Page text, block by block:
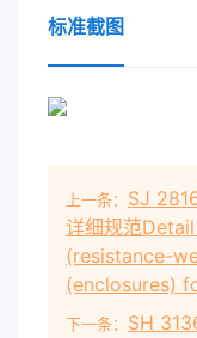
标准截图
上一条： SJ
详细规范
(resistance-
(enclosures)
下一条： SH